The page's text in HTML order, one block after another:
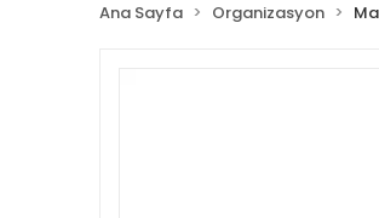
Ana Sayfa Organizasyon